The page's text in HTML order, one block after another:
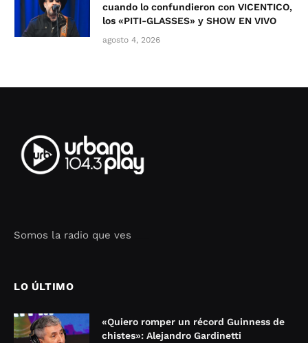
cuando lo confundieron con VICENTICO,
los «PITI-GLASSES» y SHOW EN VIVO
agosto 4, 2026
Somos la radio que ves
LO ÚLTIMO
«Quiero romper un récord Guinness de
chistes»: Alejandro Gardinetti